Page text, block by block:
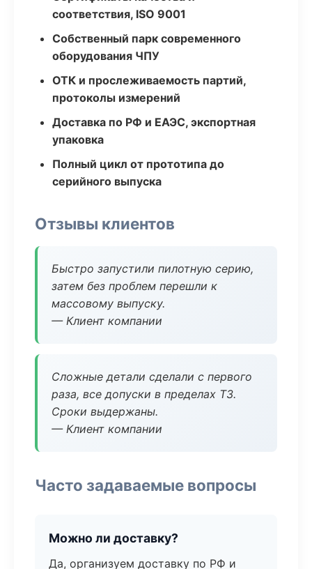
соответствия, ISO 9001
Собственный парк современного
оборудования ЧПУ
ОТК и прослеживаемость партий,
протоколы измерений
Доставка по РФ и ЕАЭС, экспортная
упаковка
Полный цикл от прототипа до
серийного выпуска
Отзывы клиентов
Быстро запустили пилотную серию,
затем без проблем перешли к
массовому выпуску.
— Клиент компании
Сложные детали сделали с первого
раза, все допуски в пределах ТЗ.
Сроки выдержаны.
— Клиент компании
Часто задаваемые вопросы
Можно ли доставку?
Да, организуем доставку по РФ и